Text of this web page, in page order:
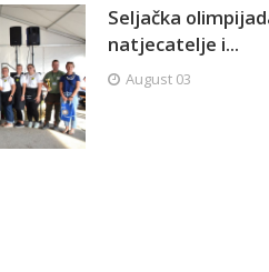
Seljačka
natjecatelje i...
August 03